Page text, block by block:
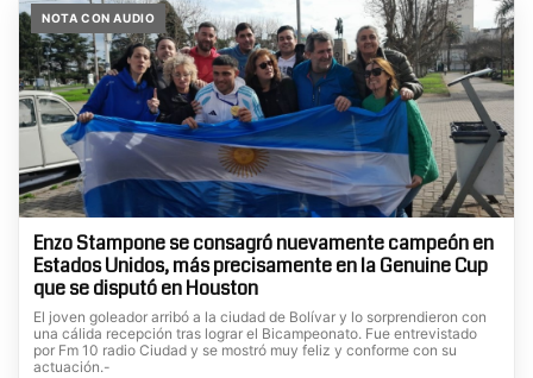
NOTA CON AUDIO
Enzo Stampone se consagró nuevamente campeón en
Estados Unidos, más precisamente en la Genuine Cup
que se disputó en Houston
El joven goleador arribó a la ciudad de Bolívar y lo sorprendieron con
una cálida recepción tras lograr el Bicampeonato. Fue entrevistado
por Fm 10 radio Ciudad y se mostró muy feliz y conforme con su
actuación.-